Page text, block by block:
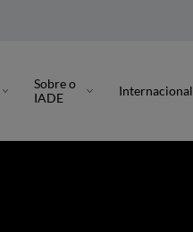
Sobre o
IADE
Internacional